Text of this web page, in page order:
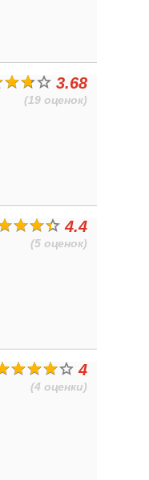
3.68
(19 оценок)
4.4
(5 оценок)
4
(4 оценки)